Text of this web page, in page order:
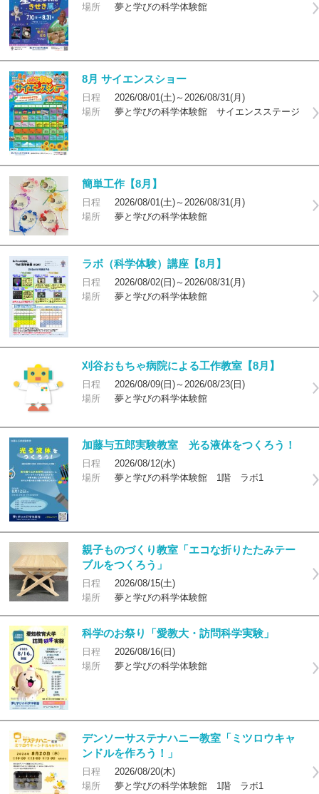
場所 夢と学びの科学体験館
8月 サイエンスショー
日程
2026/08/01(土)～2026/08/31(月)
場所
夢と学びの科学体験館 サイエンスステージ
簡単工作【8月】
日程
2026/08/01(土)～2026/08/31(月)
場所
夢と学びの科学体験館
ラボ（科学体験）講座【8月】
日程
2026/08/02(日)～2026/08/31(月)
場所
夢と学びの科学体験館
刈谷おもちゃ病院による工作教室【8月】
日程
2026/08/09(日)～2026/08/23(日)
場所
夢と学びの科学体験館
加藤与五郎実験教室 光る液体をつくろう！
日程
2026/08/12(水)
場所
夢と学びの科学体験館 1階 ラボ1
親子ものづくり教室「エコな折りたたみテー
ブルをつくろう」
日程
2026/08/15(土)
場所
夢と学びの科学体験館
科学のお祭り「愛教大・訪問科学実験」
日程
2026/08/16(日)
場所
夢と学びの科学体験館
デンソーサステナハニー教室「ミツロウキャ
ンドルを作ろう！」
日程
2026/08/20(木)
場所
夢と学びの科学体験館 1階 ラボ1